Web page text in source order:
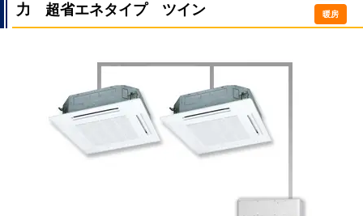
力 超省エネタイプ ツイン
暖房